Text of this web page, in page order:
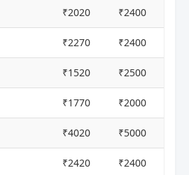
₹2020 ₹2400
₹2270 ₹2400
₹1520 ₹2500
₹1770 ₹2000
₹4020 ₹5000
₹2420 ₹2400